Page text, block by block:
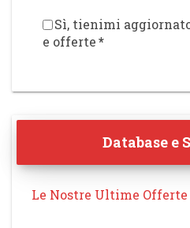
Sì, tienimi
e offerte*
Database e
Le Nostre Ultime Offerte